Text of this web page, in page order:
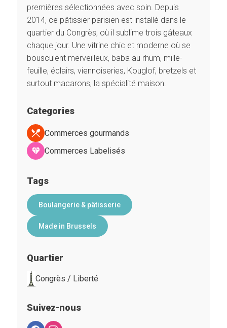
premières sélectionnées avec soin. Depuis
2014, ce pâtissier parisien est installé dans le
quartier du Congrès, où il sublime trois gâteaux
chaque jour. Une vitrine chic et moderne où se
bousculent merveilleux, baba au rhum, mille-
feuille, éclairs, viennoiseries, Kouglof, bretzels et
surtout macarons, la spécialité maison.
Categories
Commerces gourmands
Commerces Labelisés
Tags
Boulangerie & pâtisserie
Made in Brussels
Quartier
Congrès / Liberté
Suivez-nous